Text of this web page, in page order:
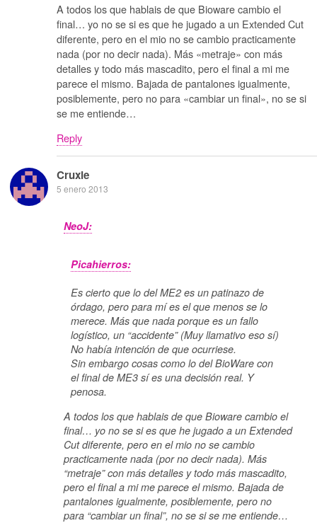
A todos los que hablais de que Bioware cambio el
final… yo no se si es que he jugado a un Extended Cut
diferente, pero en el mio no se cambio practicamente
nada (por no decir nada). Más «metraje» con más
detalles y todo más mascadito, pero el final a mi me
parece el mismo. Bajada de pantalones igualmente,
posiblemente, pero no para «cambiar un final», no se si
se me entiende…
Reply
Cruxie
5 enero 2013
NeoJ:
Picahierros:
Es cierto que lo del ME2 es un patinazo de
órdago, pero para mí es el que menos se lo
merece. Más que nada porque es un fallo
logístico, un “accidente” (Muy llamativo eso sí)
No había intención de que ocurriese.
Sin embargo cosas como lo del BioWare con
el final de ME3 sí es una decisión real. Y
penosa.
A todos los que hablais de que Bioware cambio el
final… yo no se si es que he jugado a un Extended
Cut diferente, pero en el mio no se cambio
practicamente nada (por no decir nada). Más
“metraje” con más detalles y todo más mascadito,
pero el final a mi me parece el mismo. Bajada de
pantalones igualmente, posiblemente, pero no
para “cambiar un final”, no se si se me entiende…